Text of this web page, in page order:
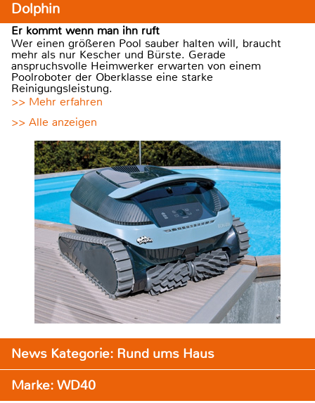
Dolphin
Er kommt wenn man ihn ruft
Wer einen größeren Pool sauber halten will, braucht
mehr als nur Kescher und Bürste. Gerade
anspruchsvolle Heimwerker erwarten von einem
Poolroboter der Oberklasse eine starke
Reinigungsleistung.
>> Mehr erfahren
>> Alle anzeigen
News Kategorie: Rund ums Haus
Marke: WD40